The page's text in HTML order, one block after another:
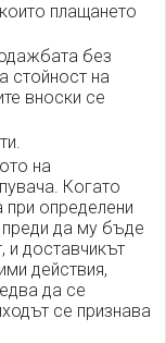
плащането
без
стойност на
вноски се
на
Когато
при определени
да му бъде
и доставчикът
действия,
да се
се признава